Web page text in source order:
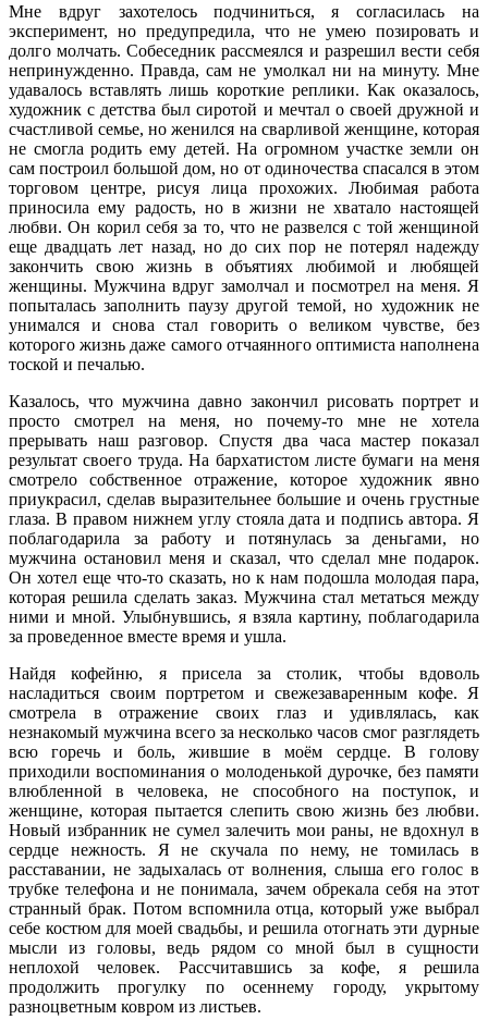
Мне вдруг захотелось подчиниться, я согласилась на
эксперимент, но предупредила, что не умею позировать и
долго молчать. Собеседник рассмеялся и разрешил вести себя
непринужденно. Правда, сам не умолкал ни на минуту. Мне
удавалось вставлять лишь короткие реплики. Как оказалось,
художник с детства был сиротой и мечтал о своей дружной и
счастливой семье, но женился на сварливой женщине, которая
не смогла родить ему детей. На огромном участке земли он
сам построил большой дом, но от одиночества спасался в этом
торговом центре, рисуя лица прохожих. Любимая работа
приносила ему радость, но в жизни не хватало настоящей
любви. Он корил себя за то, что не развелся с той женщиной
еще двадцать лет назад, но до сих пор не потерял надежду
закончить свою жизнь в объятиях любимой и любящей
женщины. Мужчина вдруг замолчал и посмотрел на меня. Я
попыталась заполнить паузу другой темой, но художник не
унимался и снова стал говорить о великом чувстве, без
которого жизнь даже самого отчаянного оптимиста наполнена
тоской и печалью.
Казалось, что мужчина давно закончил рисовать портрет и
просто смотрел на меня, но почему-то мне не хотела
прерывать наш разговор. Спустя два часа мастер показал
результат своего труда. На бархатистом листе бумаги на меня
смотрело собственное отражение, которое художник явно
приукрасил, сделав выразительнее большие и очень грустные
глаза. В правом нижнем углу стояла дата и подпись автора. Я
поблагодарила за работу и потянулась за деньгами, но
мужчина остановил меня и сказал, что сделал мне подарок.
Он хотел еще что-то сказать, но к нам подошла молодая пара,
которая решила сделать заказ. Мужчина стал метаться между
ними и мной. Улыбнувшись, я взяла картину, поблагодарила
за проведенное вместе время и ушла.
Найдя кофейню, я присела за столик, чтобы вдоволь
насладиться своим портретом и свежезаваренным кофе. Я
смотрела в отражение своих глаз и удивлялась, как
незнакомый мужчина всего за несколько часов смог разглядеть
всю горечь и боль, жившие в моём сердце. В голову
приходили воспоминания о молоденькой дурочке, без памяти
влюбленной в человека, не способного на поступок, и
женщине, которая пытается слепить свою жизнь без любви.
Новый избранник не сумел залечить мои раны, не вдохнул в
сердце нежность. Я не скучала по нему, не томилась в
расставании, не задыхалась от волнения, слыша его голос в
трубке телефона и не понимала, зачем обрекала себя на этот
странный брак. Потом вспомнила отца, который уже выбрал
себе костюм для моей свадьбы, и решила отогнать эти дурные
мысли из головы, ведь рядом со мной был в сущности
неплохой человек. Рассчитавшись за кофе, я решила
продолжить прогулку по осеннему городу, укрытому
разноцветным ковром из листьев.